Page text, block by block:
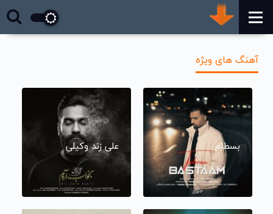
آهنگ های ویژه
بسطام علی زند وکیلی